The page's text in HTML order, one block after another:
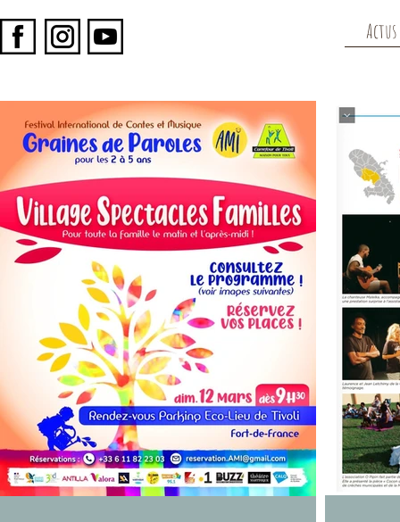
Actus